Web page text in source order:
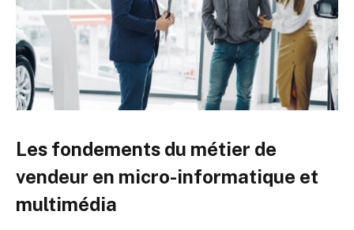
Les fondements du métier de
vendeur en micro-informatique et
multimédia